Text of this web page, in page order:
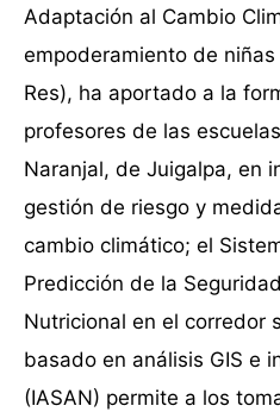
Adaptación al Cambio
empoderamiento de niñas
Res), ha aportado a la
profesores de las
Naranjal, de Juigalpa, en
gestión de riesgo y
cambio climático; el
Predicción de la
Nutricional en el corredor
basado en análisis GIS e
(IASAN) permite a los